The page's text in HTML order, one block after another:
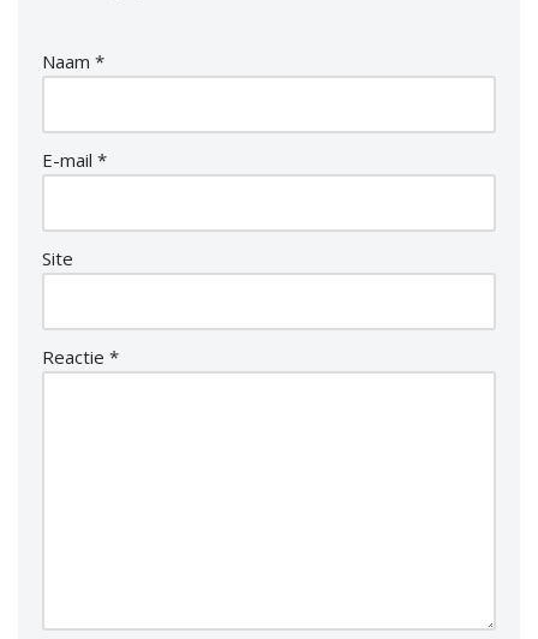
Naam *
E-mail *
Site
Reactie *